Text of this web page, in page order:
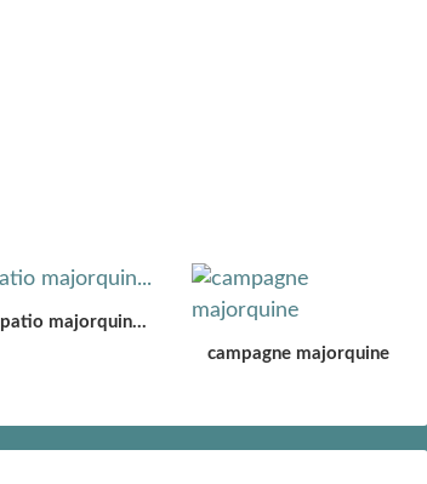
patio majorquin...
campagne majorquine